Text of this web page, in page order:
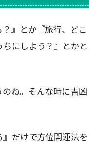
』とか『旅行、どこ
にしよう？』とかと
ね。そんな時に吉凶
だけで方位開運法を